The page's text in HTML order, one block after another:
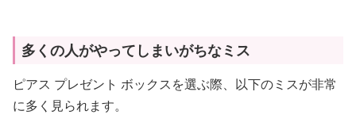
多くの人がやってしまいがちなミス
ピアス プレゼント ボックスを選ぶ際、以下のミスが非常
に多く見られます。